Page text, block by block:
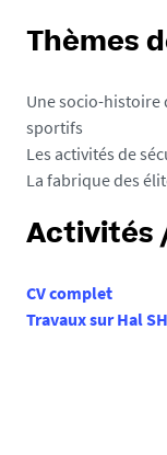
Thèmes
Une socio-histoire
sportifs
Les activités de
La fabrique des
Activités
CV complet
Travaux sur Hal